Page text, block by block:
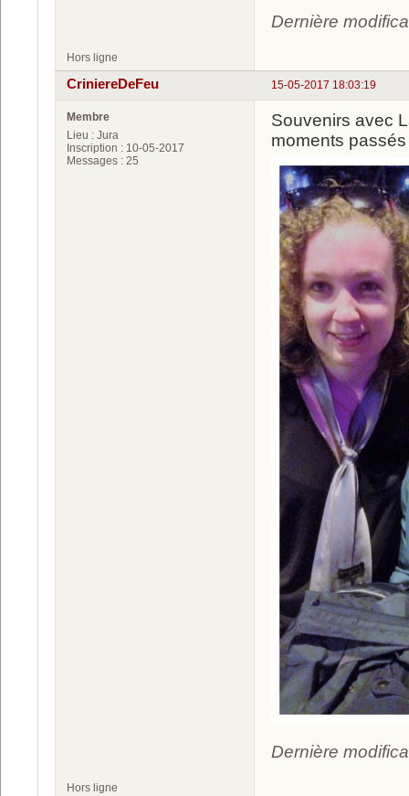
Dernière
Hors ligne
15-05-2017 18:03:19
CriniereDeFeu
Membre
Lieu : Jura
Inscription : 10-05-2017
Messages : 25
Souvenirs avec
moments
Dernière
Hors ligne